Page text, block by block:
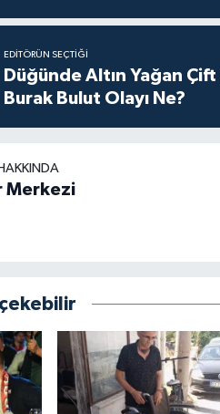
EDITÖRÜN SEÇTIĞI
Düğünde Altın Yağan
Burak Bulut Olayı Ne?
Merkezi